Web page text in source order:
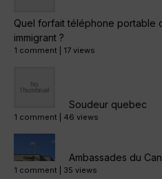
Quel forfait téléphone portable
immigrant ?
1 comment 17 views
Soudeur quebec
1 comment 46 views
Ambassades du
1 comment 35 views